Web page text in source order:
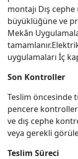
montajı Dış
büyüklüğüne ve
Mekân
uygulamaları İç
Son Kontroller
Teslim öncesinde
pencere
ve dış cephe
veya gerekli
Teslim Süreci